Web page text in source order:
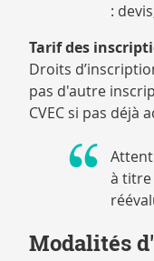
:
Tarif des
Droits
pas d'autre
CVEC si pas déjà
à
Modalités